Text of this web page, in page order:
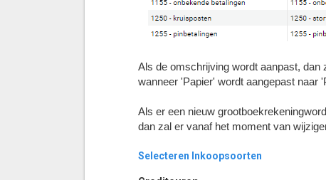
Als de omschrijving wordt aanpast, dan
wanneer 'Papier' wordt aangepast naar
Als er een nieuw
dan zal er vanaf het moment van
Selecteren Inkoopsoorten